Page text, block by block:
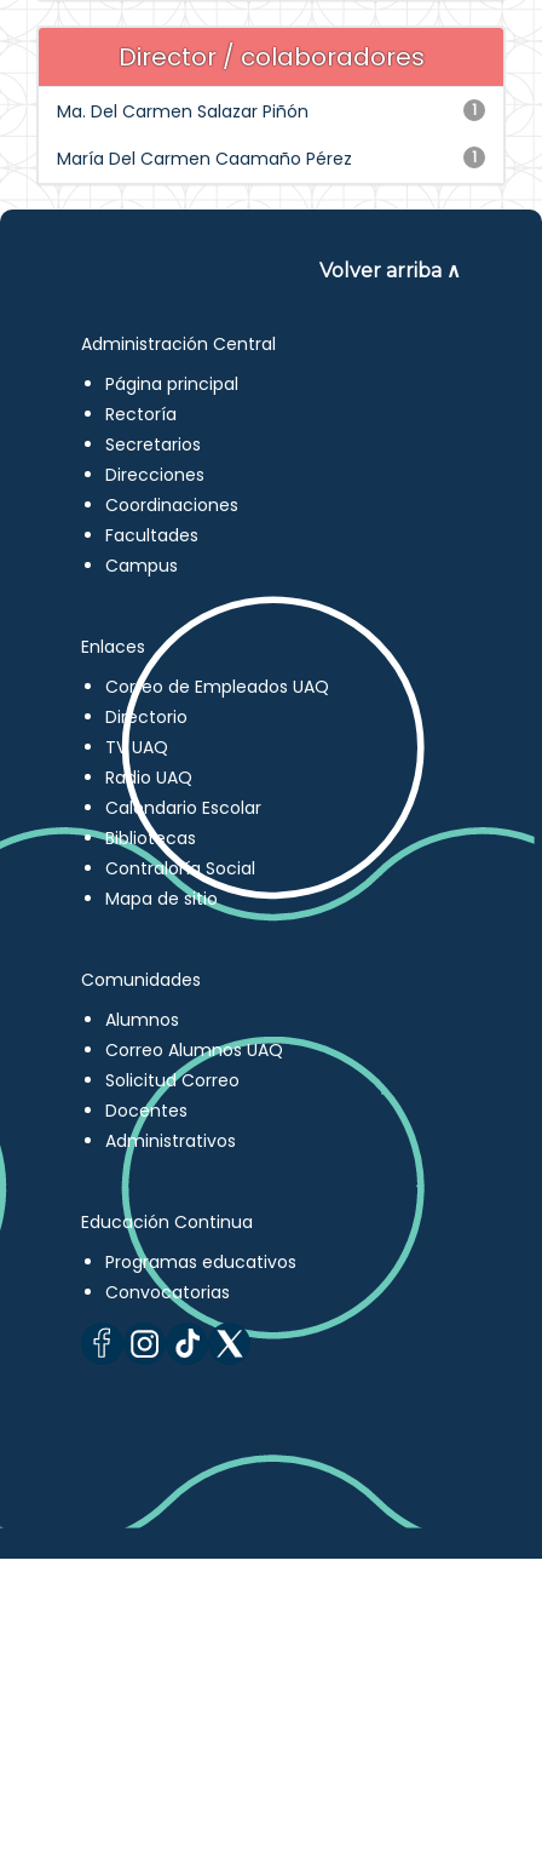
Director / colaboradores
1
Ma. Del Carmen Salazar Piñón
1
María Del Carmen Caamaño Pérez
Volver arriba ∧
Administración Central
Página principal
Rectoría
Secretarios
Direcciones
Coordinaciones
Facultades
Campus
Enlaces
Correo de Empleados UAQ
Directorio
TV UAQ
Radio UAQ
Calendario Escolar
Bibliotecas
Contraloría Social
Mapa de sitio
Comunidades
Alumnos
Correo Alumnos UAQ
Solicitud Correo
Docentes
Administrativos
Educación Continua
Programas educativos
Convocatorias